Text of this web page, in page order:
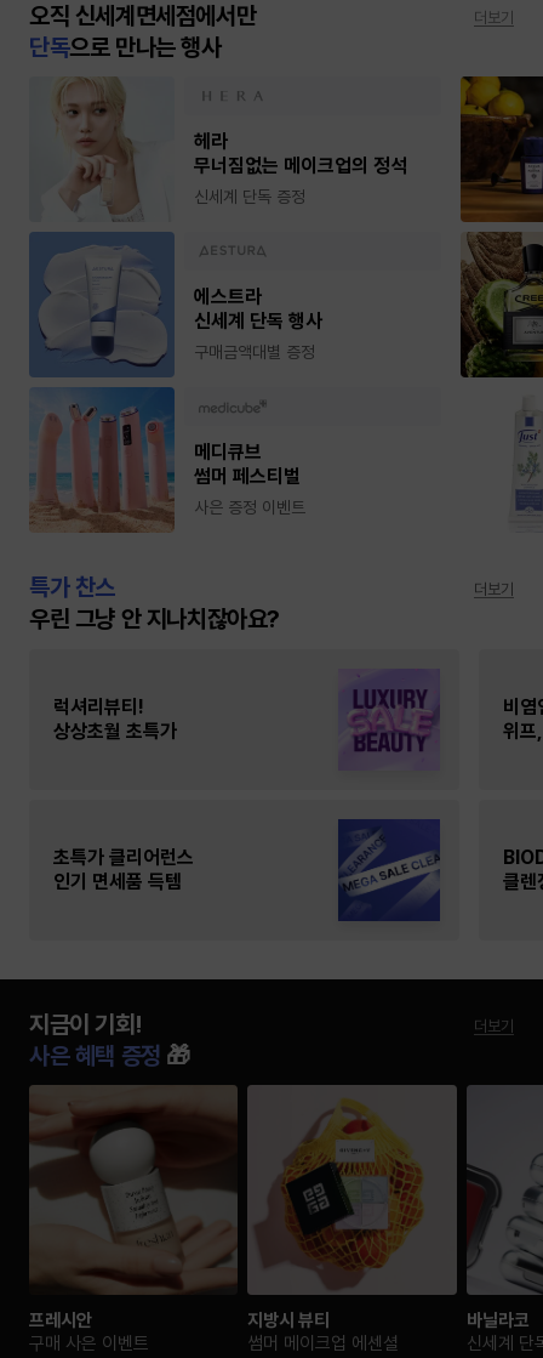
오직 신세계면세점에서만
단독으로 만나는 행사
더보기
헤라
무너짐없는 메이크업의 정석
신세계 단독 증정
에스트라
신세계 단독 행사
구매금액대별 증정
메디큐브
썸머 페스티벌
사은 증정 이벤트
특가 찬스
우린 그냥 안 지나치잖아요?
더보기
럭셔리뷰티!
상상초월 초특가
초특가 클리어런스
인기 면세품 득템
비
위
클렌
지금이 기회!
사은 혜택 증정 🎁
더보기
프레시안
구매 사은 이벤트
지방시 뷰티
썸머 메이크업 에센셜
바닐라코
신세계 단